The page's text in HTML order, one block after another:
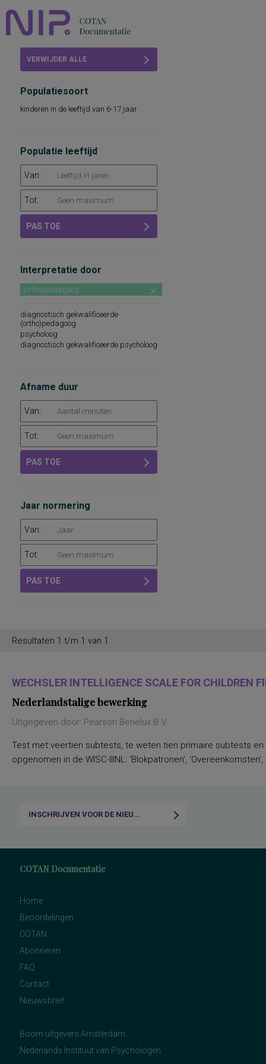
VERWIJDER ALLE
Populatiesoort
kinderen in de leeftijd van 6-17 jaar
Populatie leeftijd
Van:
Tot:
PAS TOE
Interpretatie door
(ortho)pedagoog
diagnostisch gekwalificeerde
(ortho)pedagoog
psycholoog
diagnostisch gekwalificeerde psycholoog
Afname duur
Van:
Tot:
PAS TOE
Jaar normering
Van:
Tot:
PAS TOE
Resultaten 1 t/m 1 van 1
WECHSLER INTELLIGENCE SCALE FOR CHILDREN
Nederlandstalige bewerking
Uitgegeven door: Pearson Benelux B.V.
Test met veertien subtests, te weten tien primaire subtests
opgenomen in de WISC-IIINL: ‘Blokpatronen’,
INSCHRIJVEN VOOR DE NIEUWSBRIEF
COTAN Documentatie
Home
Beoordelingen
COTAN
Abonneren
FAQ
Contact
Nieuwsbrief
Boom uitgevers Amsterdam
Nederlands Instituut van Psychologen